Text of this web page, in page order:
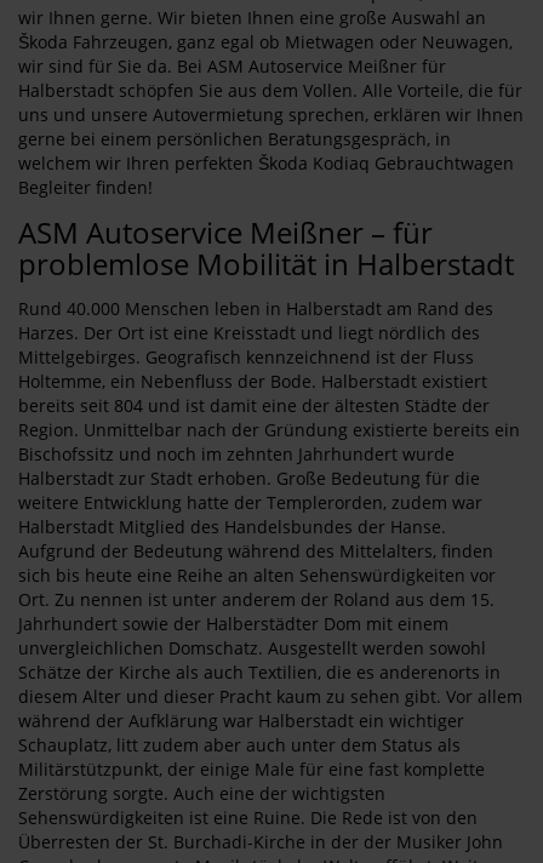
wir Ihnen gerne. Wir bieten Ihnen eine große Auswahl an
Škoda Fahrzeugen, ganz egal ob Mietwagen oder Neuwagen,
wir sind für Sie da. Bei ASM Autoservice Meißner für
Halberstadt schöpfen Sie aus dem Vollen. Alle Vorteile, die für
uns und unsere Autovermietung sprechen, erklären wir Ihnen
gerne bei einem persönlichen Beratungsgespräch, in
welchem wir Ihren perfekten Škoda Kodiaq Gebrauchtwagen
Begleiter finden!
ASM Autoservice Meißner – für
problemlose Mobilität in Halberstadt
Rund 40.000 Menschen leben in Halberstadt am Rand des
Harzes. Der Ort ist eine Kreisstadt und liegt nördlich des
Mittelgebirges. Geografisch kennzeichnend ist der Fluss
Holtemme, ein Nebenfluss der Bode. Halberstadt existiert
bereits seit 804 und ist damit eine der ältesten Städte der
Region. Unmittelbar nach der Gründung existierte bereits ein
Bischofssitz und noch im zehnten Jahrhundert wurde
Halberstadt zur Stadt erhoben. Große Bedeutung für die
weitere Entwicklung hatte der Templerorden, zudem war
Halberstadt Mitglied des Handelsbundes der Hanse.
Aufgrund der Bedeutung während des Mittelalters, finden
sich bis heute eine Reihe an alten Sehenswürdigkeiten vor
Ort. Zu nennen ist unter anderem der Roland aus dem 15.
Jahrhundert sowie der Halberstädter Dom mit einem
unvergleichlichen Domschatz. Ausgestellt werden sowohl
Schätze der Kirche als auch Textilien, die es anderenorts in
diesem Alter und dieser Pracht kaum zu sehen gibt. Vor allem
während der Aufklärung war Halberstadt ein wichtiger
Schauplatz, litt zudem aber auch unter dem Status als
Militärstützpunkt, der einige Male für eine fast komplette
Zerstörung sorgte. Auch eine der wichtigsten
Sehenswürdigkeiten ist eine Ruine. Die Rede ist von den
Überresten der St. Burchadi-Kirche in der der Musiker John